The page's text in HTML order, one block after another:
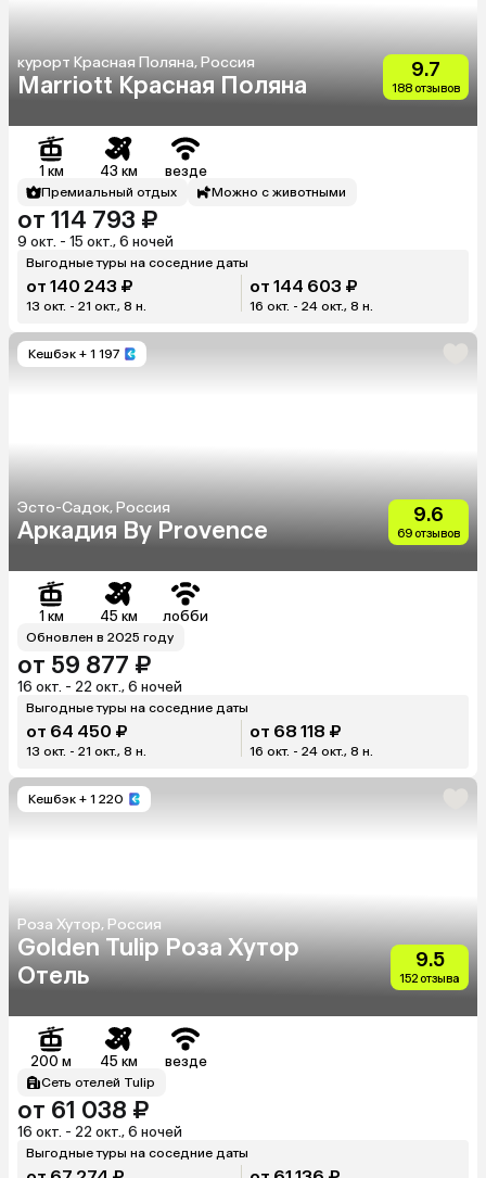
курорт Красная Поляна, Россия
Marriott Красная Поляна
9.7
188 отзывов
1 км 43 км везде
Премиальный отдых Можно с животными
от 114 793 ₽
9 окт. - 15 окт., 6 ночей
Выгодные туры на соседние даты
от 140 243 ₽
13 окт. - 21 окт., 8 н.
от 144 603 ₽
16 окт. - 24 окт., 8 н.
Кешбэк + 1 197
Эсто-Садок, Россия
Аркадия By Provence
9.6
69 отзывов
1 км 45 км лобби
Обновлен в 2025 году
от 59 877 ₽
16 окт. - 22 окт., 6 ночей
Выгодные туры на соседние даты
от 64 450 ₽
13 окт. - 21 окт., 8 н.
от 68 118 ₽
16 окт. - 24 окт., 8 н.
Кешбэк + 1 220
Роза Хутор, Россия
Golden Tulip Роза Хутор
Отель
9.5
152 отзыва
200 м 45 км везде
Сеть отелей Tulip
от 61 038 ₽
16 окт. - 22 окт., 6 ночей
Выгодные туры на соседние даты